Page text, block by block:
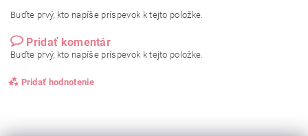
Buďte prvý, kto napíše príspevok k tejto položke.
Pridať komentár
Buďte prvý, kto napíše príspevok k tejto položke.
Pridať hodnotenie